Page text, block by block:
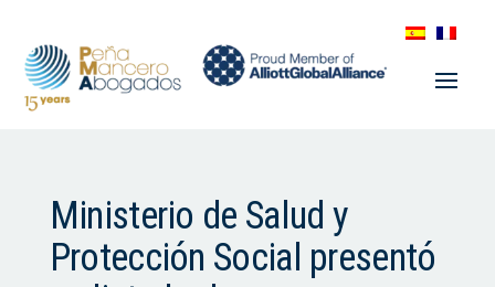
Ministerio de Salud y
Protección Social presentó